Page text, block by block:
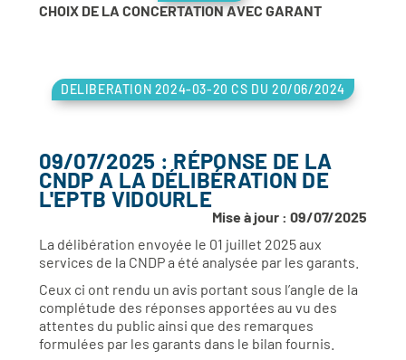
CHOIX DE LA CONCERTATION AVEC GARANT
DELIBERATION 2024-03-20 CS DU 20/06/2024
09/07/2025 : RÉPONSE DE LA
CNDP A LA DÉLIBÉRATION DE
L'EPTB VIDOURLE
Mise à jour : 09/07/2025
La délibération envoyée le 01 juillet 2025 aux
services de la CNDP a été analysée par les garants.
Ceux ci ont rendu un avis portant sous l’angle de la
complétude des réponses apportées au vu des
attentes du public ainsi que des remarques
formulées par les garants dans le bilan fournis.